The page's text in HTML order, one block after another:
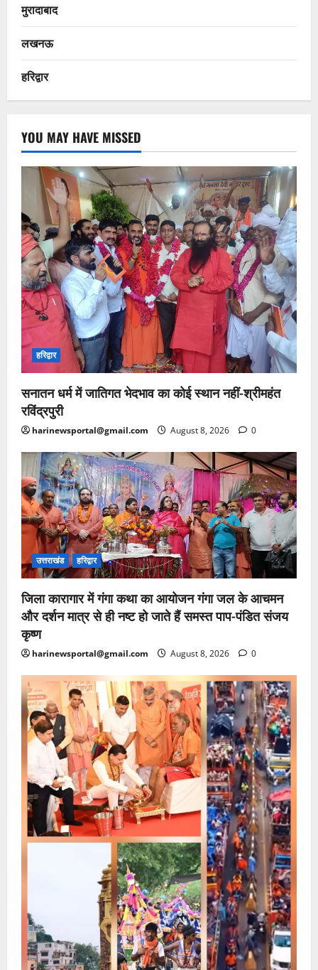
मुरादाबाद
लखनऊ
हरिद्वार
YOU MAY HAVE MISSED
हरिद्वार
सनातन धर्म में जातिगत भेदभाव का कोई स्थान नहीं-श्रीमहंत
रविंद्रपुरी
harinewsportal@gmail.com August 8, 2026 0
उत्तराखंड हरिद्वार
जिला कारागार में गंगा कथा का आयोजन गंगा जल के आचमन
और दर्शन मात्र से ही नष्ट हो जाते हैं समस्त पाप-पंडित संजय
कृष्ण
harinewsportal@gmail.com August 8, 2026 0